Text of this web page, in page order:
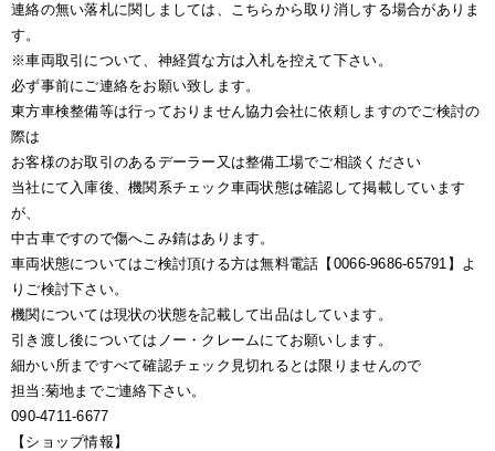
連絡の無い落札に関しましては、こちらから取り消しする場合がありま
す。
※車両取引について、神経質な方は入札を控えて下さい。
必ず事前にご連絡をお願い致します。
東方車検整備等は行っておりません協力会社に依頼しますのでご検討の
際は
お客様のお取引のあるデーラー又は整備工場でご相談ください
当社にて入庫後、機関系チェック車両状態は確認して掲載しています
が、
中古車ですので傷へこみ錆はあります。
車両状態についてはご検討頂ける方は無料電話【0066-9686-65791】よ
りご検討下さい。
機関については現状の状態を記載して出品はしています。
引き渡し後についてはノー・クレームにてお願いします。
細かい所まですべて確認チェック見切れるとは限りませんので
担当:菊地までご連絡下さい。
090-4711-6677
【ショップ情報】